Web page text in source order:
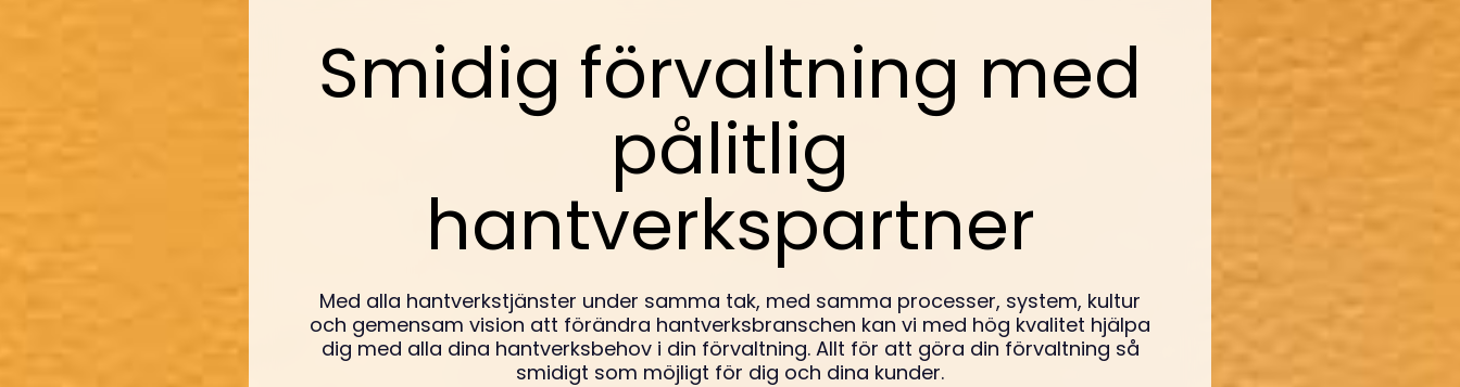
Smidig förvaltning med
pålitlig
hantverkspartner
Med alla hantverkstjänster under samma tak, med samma processer, system, kultur
och gemensam vision att förändra hantverksbranschen kan vi med hög kvalitet hjälpa
dig med alla dina hantverksbehov i din förvaltning. Allt för att göra din förvaltning så
smidigt som möjligt för dig och dina kunder.